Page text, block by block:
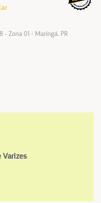
- Zona 01 - Maringá. PR
Varizes